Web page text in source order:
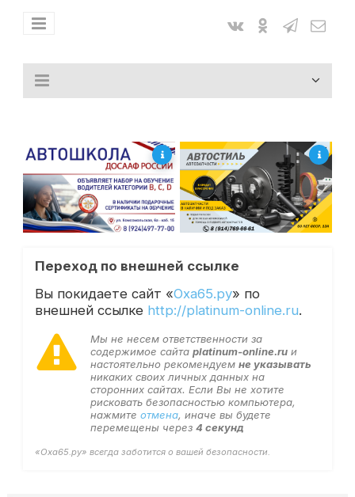
Переход по внешней ссылке
Вы покидаете сайт «Оха65.ру» по
внешней ссылке http://platinum-online.ru.
Мы не несем ответственности за
содержимое сайта platinum-online.ruи
настоятельно рекомендуем не указывать
никаких своих личных данных на
сторонних сайтах. Если Вы не хотите
рисковать безопасностью компьютера,
нажмите отмена, иначе вы будете
перемещены через 4 секунд
«Оха65.ру» всегда заботится о вашей безопасности.